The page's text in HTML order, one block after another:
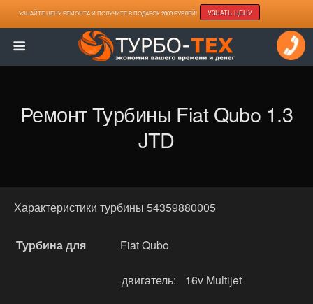
УЗНАЙТЕ ЦЕНУ РЕМОНТА И ПОЛУЧИТЕ В ПОДАРОК 2000 РУБЛЕЙ! УЗНАТЬ ЦЕНУ
Ремонт Турбины Fiat Qubo 1.3
JTD
Характеристики турбины 54359880005
Турбина для Fiat Qubo
двигатель: 16v Multijet